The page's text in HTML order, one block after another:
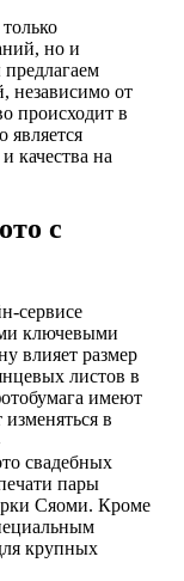
но и
независимо от
происходит в
является
качества на
с
сервисе
ключевыми
влияет размер
листов в
имеют
в
свадебных
пары
Сяоми. Кроме
крупных